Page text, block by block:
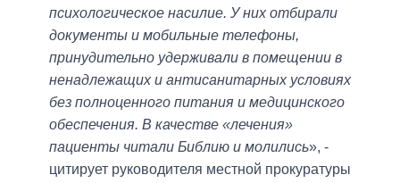
психологическое насилие. У них отбирали
документы и мобильные телефоны,
принудительно удерживали в помещении в
ненадлежащих и антисанитарных условиях
без полноценного питания и медицинского
обеспечения. В качестве «лечения»
пациенты читали Библию и молились», -
цитирует руководителя местной прокуратуры